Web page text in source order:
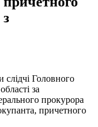
Головного
за
прокурора
причетного